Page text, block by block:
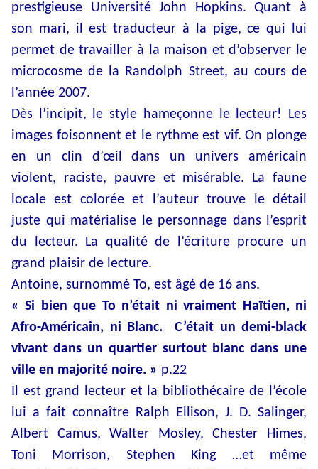
prestigieuse Université John Hopkins. Quant à
son mari, il est traducteur à la pige, ce qui lui
permet de travailler à la maison et d’observer le
microcosme de la Randolph Street, au cours de
l’année 2007.
Dès l’incipit, le style hameçonne le lecteur! Les
images foisonnent et le rythme est vif. On plonge
en un clin d’œil dans un univers américain
violent, raciste, pauvre et misérable. La faune
locale est colorée et l’auteur trouve le détail
juste qui matérialise le personnage dans l’esprit
du lecteur. La qualité de l’écriture procure un
grand plaisir de lecture.
Antoine, surnommé To, est âgé de 16 ans.
« Si bien que To n’était ni vraiment Haïtien, ni
Afro-Américain, ni Blanc. C’était un demi-black
vivant dans un quartier surtout blanc dans une
ville en majorité noire. » p.22
Il est grand lecteur et la bibliothécaire de l’école
lui a fait connaître Ralph Ellison, J. D. Salinger,
Albert Camus, Walter Mosley, Chester Himes,
Toni Morrison, Stephen King …et même